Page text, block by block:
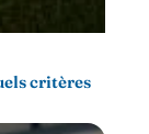
critères